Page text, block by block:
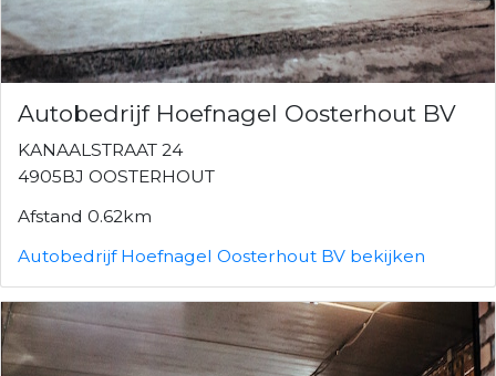
Autobedrijf Hoefnagel Oosterhout BV
KANAALSTRAAT 24
4905BJ OOSTERHOUT
Afstand 0.62km
Autobedrijf Hoefnagel Oosterhout BV bekijken